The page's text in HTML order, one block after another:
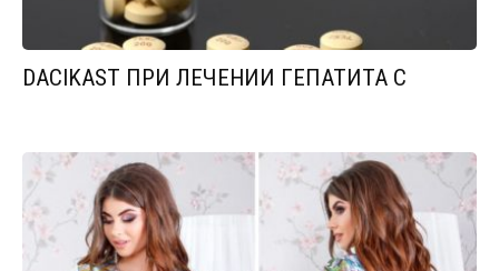
DACIKAST ПРИ ЛЕЧЕНИИ ГЕПАТИТА С